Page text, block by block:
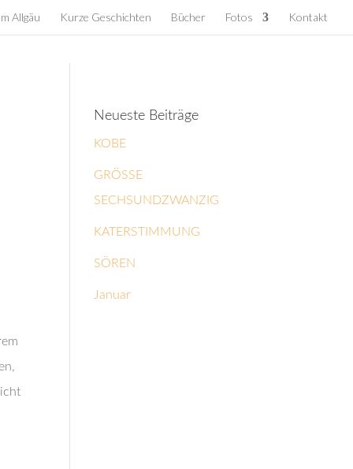
Allgäu Kurze Geschichten Bücher Fotos Kontakt
Neueste Beiträge
KOBE
GRÖSSE
SECHSUNDZWANZIG
KATERSTIMMUNG
SÖREN
Januar